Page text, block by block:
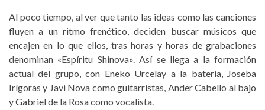
Al poco tiempo, al ver que tanto las ideas como las canciones
fluyen a un ritmo frenético, deciden buscar músicos que
encajen en lo que ellos, tras horas y horas de grabaciones
denominan «Espíritu Shinova». Así se llega a la formación
actual del grupo, con Eneko Urcelay a la batería, Joseba
Irígoras y Javi Nova como guitarristas, Ander Cabello al bajo
y Gabriel de la Rosa como vocalista.